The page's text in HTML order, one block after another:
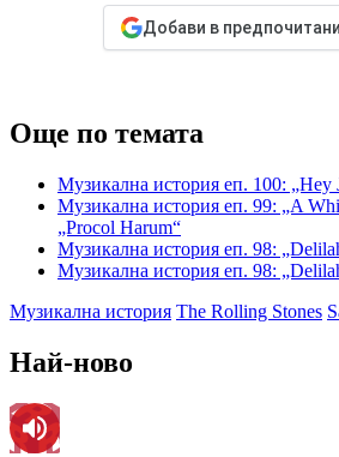
Добави в
Още по темата
Музикална история еп. 100: „Hey
Музикална история еп. 99: „A
„Procol Harum“
Музикална история еп. 98:
Музикална история еп. 98:
Музикална история The Rolling Stones
Най-ново